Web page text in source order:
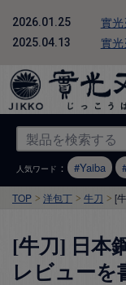
2026.01.25 實
2025.04.13 實
人気ワード ： Yaiba
TOP 洋包丁 牛刀 [
[牛刀] 日本
レビューを